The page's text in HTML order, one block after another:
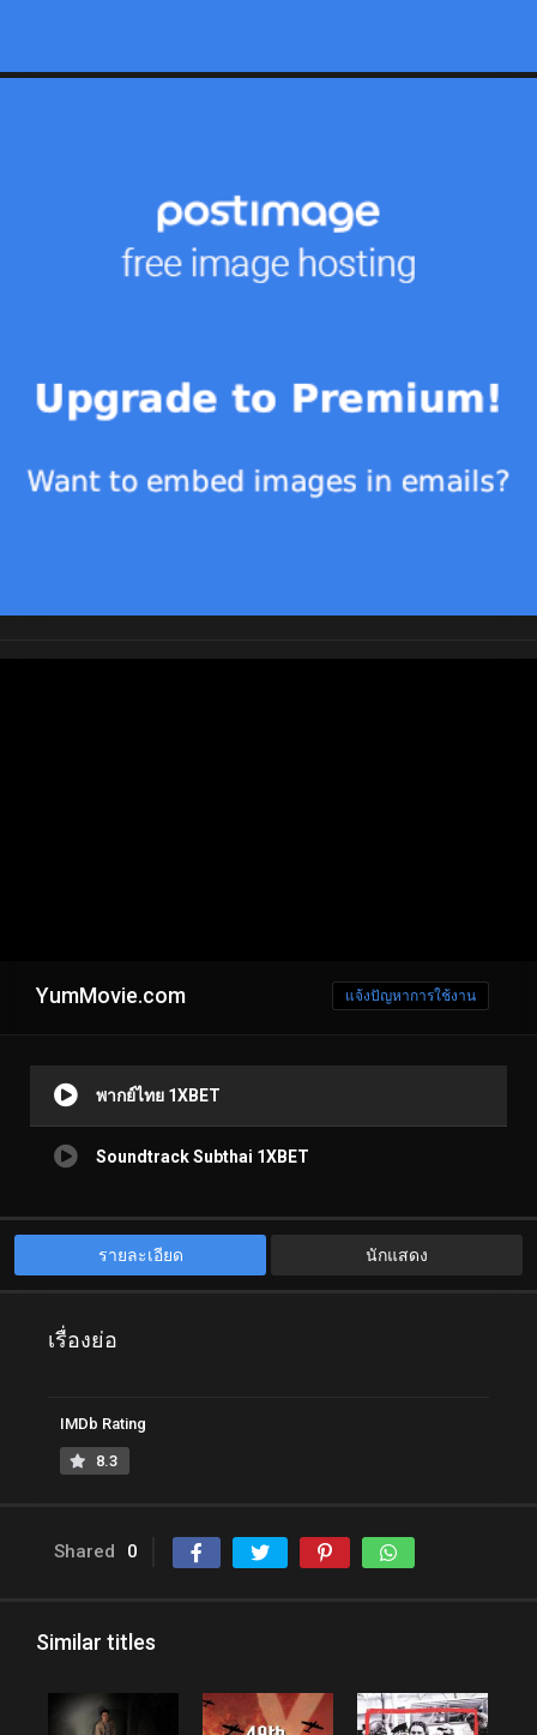
YumMovie.com แจ้งปัญหาการใช้งาน
พากย์ไทย 1XBET
Soundtrack Subthai 1XBET
รายละเอียด นักแสดง
เรื่องย่อ
IMDb Rating
8.3
Shared 0
Similar titles